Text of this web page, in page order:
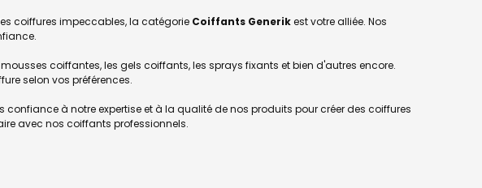
coiffures impeccables, la catégorie Coiffants Generikest votre alliée. Nos
coiffantes, les gels coiffants, les sprays fixants et bien d'autres encore.
selon vos préférences.
confiance à notre expertise et à la qualité de nos produits pour créer des coiffures
avec nos coiffants professionnels.